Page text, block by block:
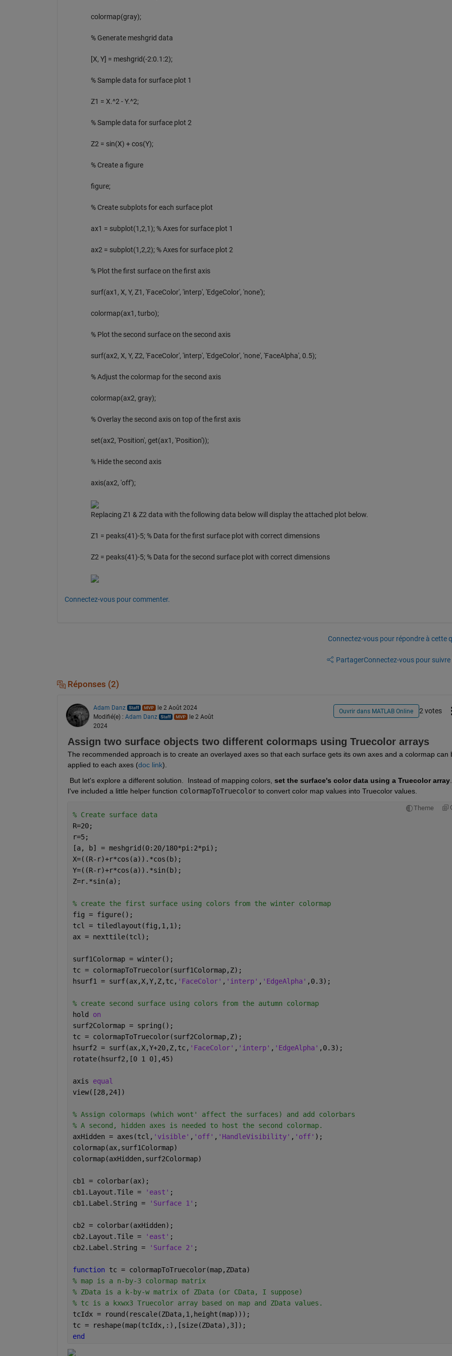
colormap(gray);
% Generate meshgrid data
[X, Y] = meshgrid(-2:0.1:2);
% Sample data for surface plot 1
Z1 = X.^2 - Y.^2;
% Sample data for surface plot 2
Z2 = sin(X) + cos(Y);
% Create a figure
figure;
% Create subplots for each surface plot
ax1 = subplot(1,2,1); % Axes for surface plot 1
ax2 = subplot(1,2,2); % Axes for surface plot 2
% Plot the first surface on the first axis
surf(ax1, X, Y, Z1, 'FaceColor', 'interp', 'EdgeColor', 'none');
colormap(ax1, turbo);
% Plot the second surface on the second axis
surf(ax2, X, Y, Z2, 'FaceColor', 'interp', 'EdgeColor', 'none', 'FaceAlpha', 0.5);
% Adjust the colormap for the second axis
colormap(ax2, gray);
% Overlay the second axis on top of the first axis
set(ax2, 'Position', get(ax1, 'Position'));
% Hide the second axis
axis(ax2, 'off');
Replacing Z1 & Z2 data with the following data below will display the attached plot below.
Z1 = peaks(41)-5; % Data for the first surface plot with correct dimensions
Z2 = peaks(41)-5; % Data for the second surface plot with correct dimensions
Connectez-vous pour commenter.
Connectez-vous pour répondre à cette
PartagerConnectez-vous pour suivre
Réponses (2)
Adam Danz
le 2 Août 2024
Modifié(e) : Adam Danz
le 2 Août
2024
Ouvrir dans MATLAB Online 2 votes
Assign two surface objects two different colormaps using Truecolor arrays
The recommended approach is to create an overlayed axes so that each surface gets its own axes and a colormap can
applied to each axes (doc link).
But let's explore a different solution.  Instead of mapping colors, set the surface's color data using a Truecolor array.
I've included a little helper function colormapToTruecolor to convert color map values into Truecolor values.
Theme
% Create surface data
R=20;
r=5;
[a, b] = meshgrid(0:20/180*pi:2*pi);
X=((R-r)+r*cos(a)).*cos(b);
Y=((R-r)+r*cos(a)).*sin(b);
Z=r.*sin(a);
% create the first surface using colors from the winter colormap
fig = figure();
tcl = tiledlayout(fig,1,1);
ax = nexttile(tcl);
surf1Colormap = winter();
tc = colormapToTruecolor(surf1Colormap,Z);
hsurf1 = surf(ax,X,Y,Z,tc, 'FaceColor' , 'interp' , 'EdgeAlpha' ,0.3);
% create second surface using colors from the autumn colormap
hold on
surf2Colormap = spring();
tc = colormapToTruecolor(surf2Colormap,Z);
hsurf2 = surf(ax,X,Y+20,Z,tc, 'FaceColor' , 'interp' , 'EdgeAlpha' ,0.3);
rotate(hsurf2,[0 1 0],45)
axis equal
view([28,24])
% Assign colormaps (which wont' affect the surfaces) and add colorbars
% A second, hidden axes is needed to host the second colormap.
axHidden = axes(tcl, 'visible' , 'off' , 'HandleVisibility' , 'off' );
colormap(ax,surf1Colormap)
colormap(axHidden,surf2Colormap)
cb1 = colorbar(ax);
cb1.Layout.Tile =
'east' ;
cb1.Label.String =
'Surface 1' ;
cb2 = colorbar(axHidden);
cb2.Layout.Tile =
'east' ;
cb2.Label.String =
'Surface 2' ;
function tc = colormapToTruecolor(map,ZData)
% map is a n-by-3 colormap matrix
% ZData is a k-by-w matrix of ZData (or CData, I suppose)
% tc is a kxwx3 Truecolor array based on map and ZData values.
tcIdx = round(rescale(ZData,1,height(map)));
tc = reshape(map(tcIdx,:),[size(ZData),3]);
end